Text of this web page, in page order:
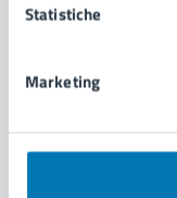
Statistiche
Marketing
Aree amministrative